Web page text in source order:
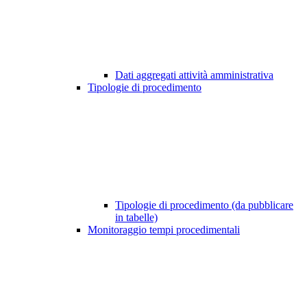
Dati aggregati attività amministrativa
Tipologie di procedimento
Tipologie di procedimento (da pubblicare
in tabelle)
Monitoraggio tempi procedimentali